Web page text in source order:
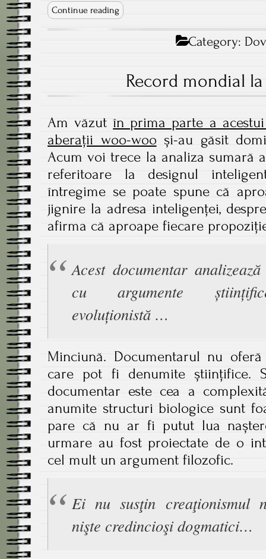
Continue reading
Category:
Record mondial
Am văzutîn prima parte a
aberații woo-woo și-au găsit
Acum voi trece la analiza sumară
referitoare la designul
întregime se poate spune că
jignire la adresa inteligenței,
afirma că aproape fiecare
Acest documentar
cu argumente
evoluționistă …
Minciună. Documentarul nu
care pot fi denumite științifice.
documentar este cea a
anumite structuri biologice sunt
pare că nu ar fi putut lua
urmare au fost proiectate de o
cel mult un argument filozofic.
Ei nu susţin creaţionismul
nişte credincioşi dogmatici…